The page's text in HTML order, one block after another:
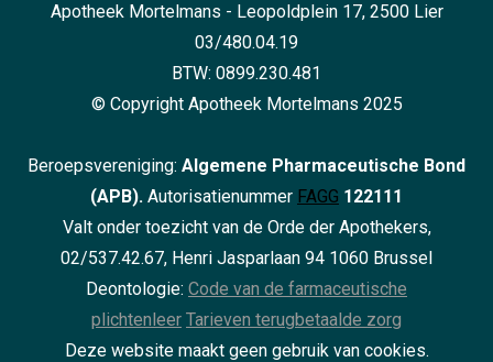
Apotheek Mortelmans - Leopoldplein 17, 2500 Lier
03/480.04.19
BTW: 0899.230.481
© Copyright Apotheek Mortelmans 2025
Beroepsvereniging: Algemene Pharmaceutische Bond
(APB). Autorisatienummer FAGG 122111
Valt onder toezicht van de Orde der Apothekers,
02/537.42.67, Henri Jasparlaan 94 1060 Brussel
Deontologie: Code van de farmaceutische
plichtenleer Tarieven terugbetaalde zorg
Deze website maakt geen gebruik van cookies.